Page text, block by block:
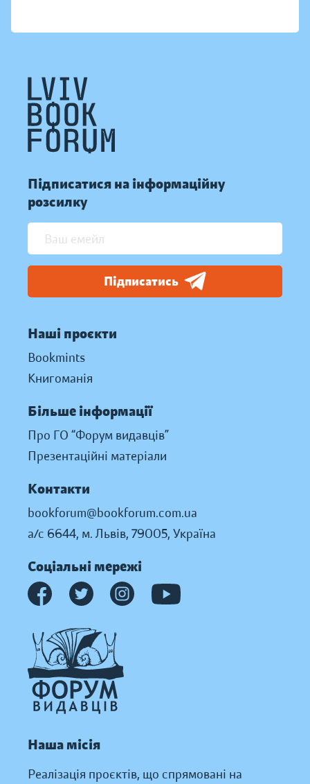
Підписатися на інформаційну
розсилку
Підписатись
Наші проєкти
Bookmints
Книгоманія
Більше інформації
Про ГО “Форум видавців”
Презентаційні матеріали
Контакти
bookforum@bookforum.com.ua
а/с 6644, м. Львів, 79005, Україна
Соціальні мережі
Наша місія
Реалізація проєктів, що спрямовані на